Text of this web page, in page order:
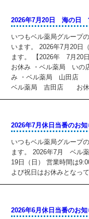
2026年7月20日 海の日
いつもベル薬局グループ
います。 2026年7月20日
ます。 【2026年 7月
お休み ・ベル薬局 い
み ・ベル薬局 山田
ベル薬局 吉田店 お
2026年7月休日当番のお
いつもベル薬局グループ
ます。 2026年7月 ベル
19日（日） 営業時間は
よび祝日はお休みとなって
2026年6月休日当番のお